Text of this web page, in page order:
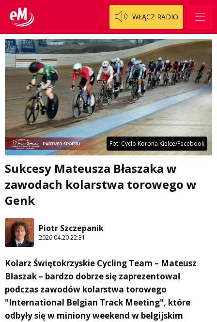
WŁĄCZ RADIO
Fot. Cyclo Korona Kielce/Facebook
Sukcesy Mateusza Błaszaka w
zawodach kolarstwa torowego w
Genk
Piotr Szczepanik
2026.04.20 22:31
Kolarz Świętokrzyskie Cycling Team – Mateusz
Błaszak – bardzo dobrze się zaprezentował
podczas zawodów kolarstwa torowego
"International Belgian Track Meeting", które
odbyły się w miniony weekend w belgijskim